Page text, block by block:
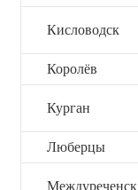
Кисловодск
Королёв
Курган
Люберцы
Междуреченск